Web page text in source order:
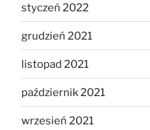
styczeń 2022
grudzień 2021
listopad 2021
październik 2021
wrzesień 2021